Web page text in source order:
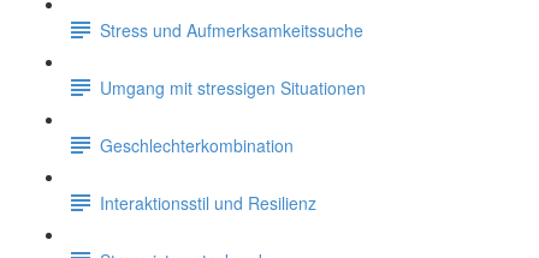
Stress und Aufmerksamkeitssuche
Umgang mit stressigen Situationen
Geschlechterkombination
Interaktionsstil und Resilienz